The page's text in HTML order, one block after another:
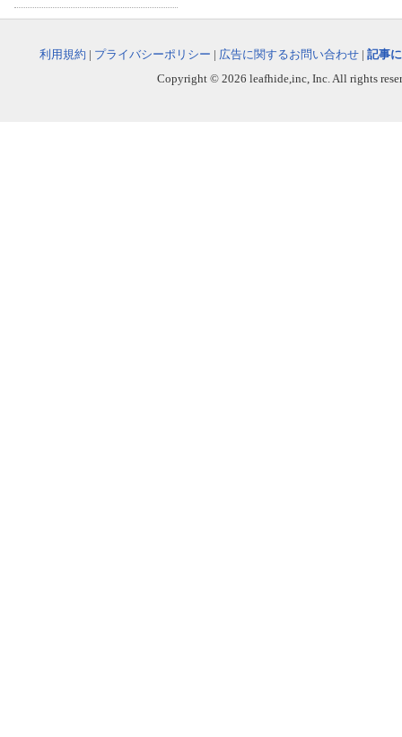
利用規約 | プライバシーポリシー | 広告に関するお問い合わせ | 記事
Copyright © 2026 leafhide,inc, Inc. All rights